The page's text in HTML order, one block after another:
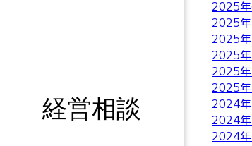
経営相談
2025
2025
2025
2025
2025
2025
2024
2024
2024